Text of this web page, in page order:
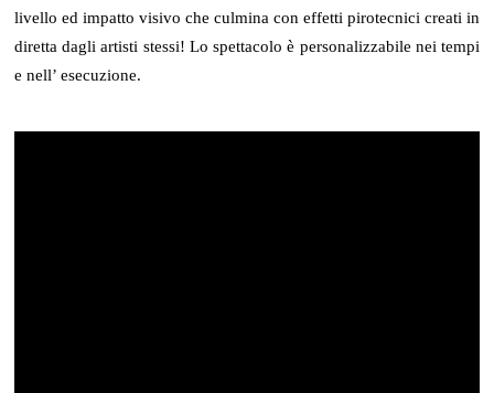
livello ed impatto visivo che culmina con effetti pirotecnici creati in
diretta dagli artisti stessi! Lo spettacolo è personalizzabile nei tempi
e nell’ esecuzione.